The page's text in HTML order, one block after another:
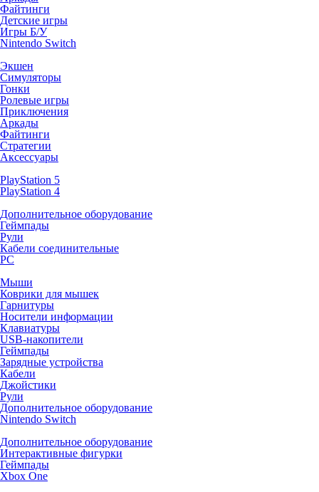
Файтинги
Детские игры
Игры Б/У
Nintendo Switch
Экшен
Симуляторы
Гонки
Ролевые игры
Приключения
Аркады
Файтинги
Стратегии
Аксессуары
PlayStation 5
PlayStation 4
Дополнительное оборудование
Геймпады
Рули
Кабели соединительные
PC
Мыши
Коврики для мышек
Гарнитуры
Носители информации
Клавиатуры
USB-накопители
Геймпады
Зарядные устройства
Кабели
Джойстики
Рули
Дополнительное оборудование
Nintendo Switch
Дополнительное оборудование
Интерактивные фигурки
Геймпады
Xbox One